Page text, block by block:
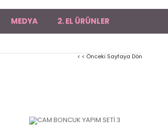
MEDYA 2. EL ÜRÜNLER
< < Önceki Sayfaya Dön